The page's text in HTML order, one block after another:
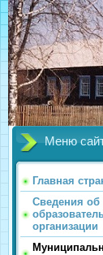
Меню
Главная
Сведения об
организации